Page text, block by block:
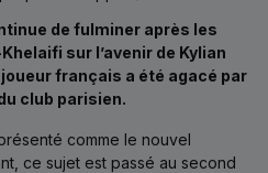
de fulminer après les
sur l’avenir de Kylian
joueur français a été agacé par
club parisien.
comme le nouvel
ce sujet est passé au second